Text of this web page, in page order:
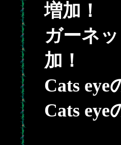
増加！
ガーネ
加！
Cats eye
Cats eye